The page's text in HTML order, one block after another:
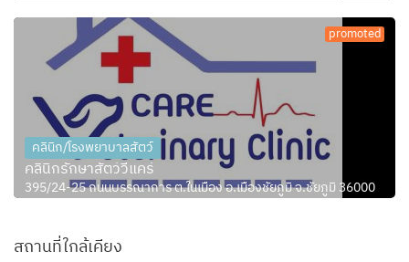
promoted
คลินิก/โรงพยาบาลสัตว์
คลินิกรักษาสัตว์วีแคร์
395/24-25 ถนนบรรณาการ ต.ในเมือง อ.เมืองชัยภูมิ จ.ชัยภูมิ 36000
สถานที่ใกล้เคียง